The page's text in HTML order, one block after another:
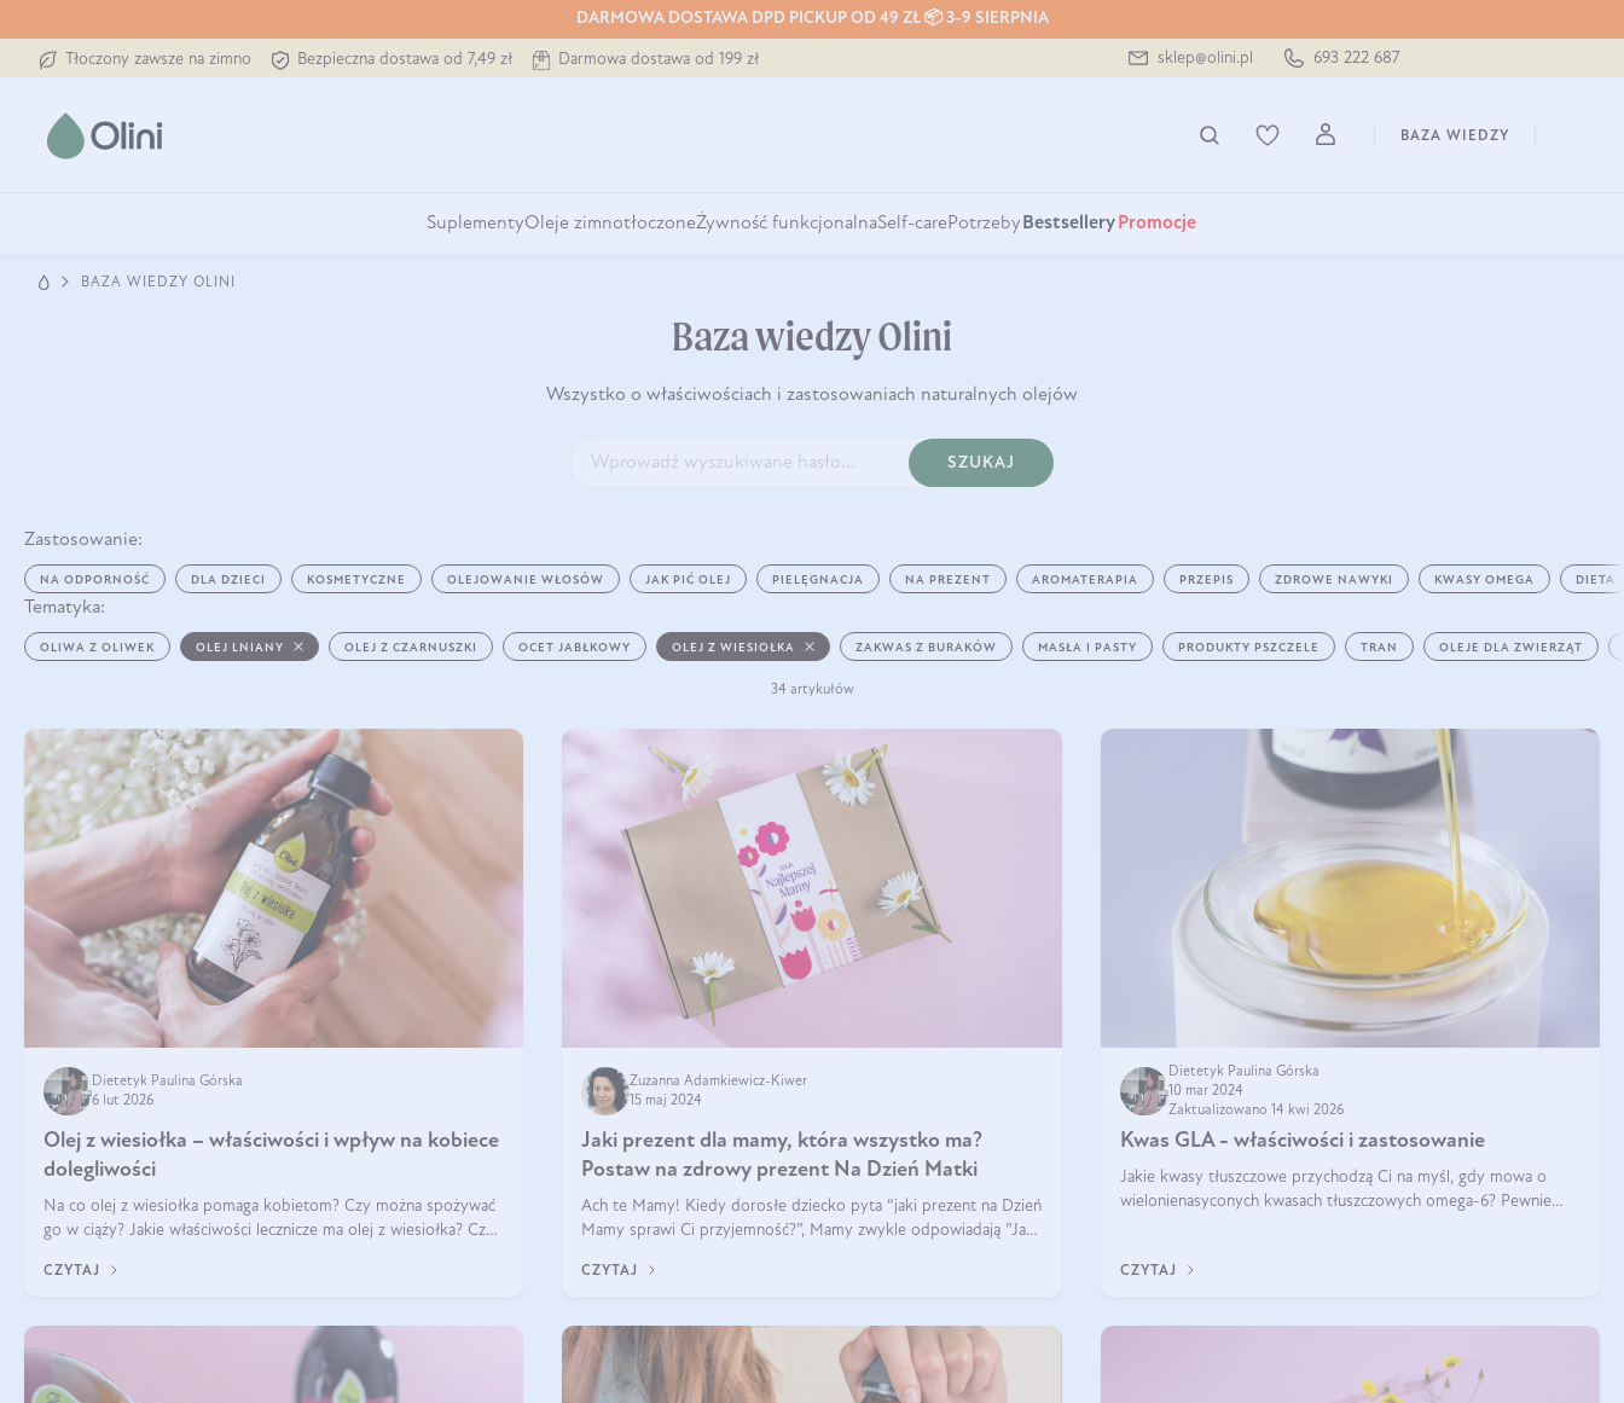
DARMOWA DOSTAWA DPD PICKUP OD 49 ZŁ 📦 3-9 SIERPNIA
Tłoczony zawsze na zimno Bezpieczna dostawa od 7,49 zł Darmowa dostawa od 199 zł sklep@olini.pl 693 222 687
BAZA WIEDZY
SuplementyOleje zimnotłoczoneŻywność funkcjonalnaSelf-carePotrzeby Bestsellery Promocje
BAZA WIEDZY OLINI
Baza wiedzy Olini
Wszystko o właściwościach i zastosowaniach naturalnych olejów
SZUKAJ
Zastosowanie:
NA ODPORNOŚĆ DLA DZIECI KOSMETYCZNE OLEJOWANIE WŁOSÓW JAK PIĆ OLEJ PIELĘGNACJA NA PREZENT AROMATERAPIA PRZEPIS ZDROWE NAWYKI KWASY OMEGA DIETA
Tematyka:
OLIWA Z OLIWEK OLEJ LNIANY OLEJ Z CZARNUSZKI OCET JABŁKOWY OLEJ Z WIESIOŁKA ZAKWAS Z BURAKÓW MASŁA I PASTY PRODUKTY PSZCZELE TRAN OLEJE DLA ZWIERZĄT
34 artykułów
Dietetyk Paulina Górska
6 lut 2026
Olej z wiesiołka – właściwości i wpływ na kobiece
dolegliwości
Na co olej z wiesiołka pomaga kobietom? Czy można spożywać
go w ciąży? Jakie właściwości lecznicze ma olej z wiesiołka? Czy
efekty? Jaka jes
CZYTAJ
Zuzanna Adamkiewicz-Kiwer
15 maj 2024
Jaki prezent dla mamy, która wszystko ma?
Postaw na zdrowy prezent Na Dzień Matki
Ach te Mamy! Kiedy dorosłe dziecko pyta “jaki prezent na Dzień
Mamy sprawi Ci przyjemność?”, Mamy zwykle odpowiadają ”Ja
prezent na Dzień Ma
CZYTAJ
Dietetyk Paulina Górska
10 mar 2024
Zaktualizowano 14 kwi 2026
Kwas GLA - właściwości i zastosowanie
Jakie kwasy tłuszczowe przychodzą Ci na myśl, gdy mowa o
wielonienasyconych kwasach tłuszczowych omega-6? Pewnie
CZYTAJ